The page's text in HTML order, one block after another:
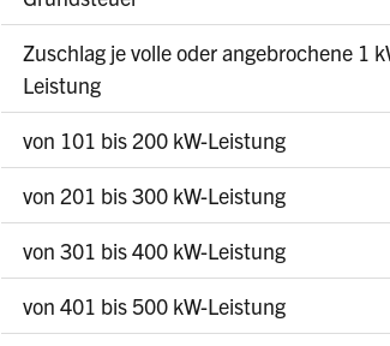
Zuschlag je volle oder angebrochene 1
Leistung
von 101 bis 200 kW-Leistung
von 201 bis 300 kW-Leistung
von 301 bis 400 kW-Leistung
von 401 bis 500 kW-Leistung